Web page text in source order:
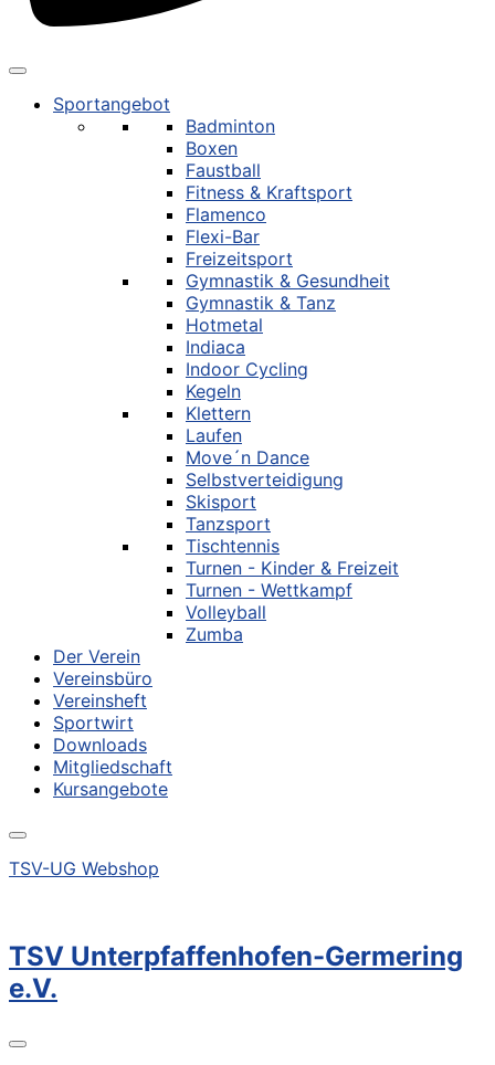
Sportangebot
Badminton
Boxen
Faustball
Fitness & Kraftsport
Flamenco
Flexi-Bar
Freizeitsport
Gymnastik & Gesundheit
Gymnastik & Tanz
Hotmetal
Indiaca
Indoor Cycling
Kegeln
Klettern
Laufen
Move´n Dance
Selbstverteidigung
Skisport
Tanzsport
Tischtennis
Turnen - Kinder & Freizeit
Turnen - Wettkampf
Volleyball
Zumba
Der Verein
Vereinsbüro
Vereinsheft
Sportwirt
Downloads
Mitgliedschaft
Kursangebote
TSV-UG Webshop
TSV Unterpfaffenhofen-Germering
e.V.